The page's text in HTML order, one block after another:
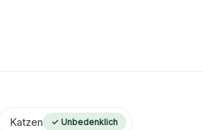
Katzen ✓ Unbedenklich